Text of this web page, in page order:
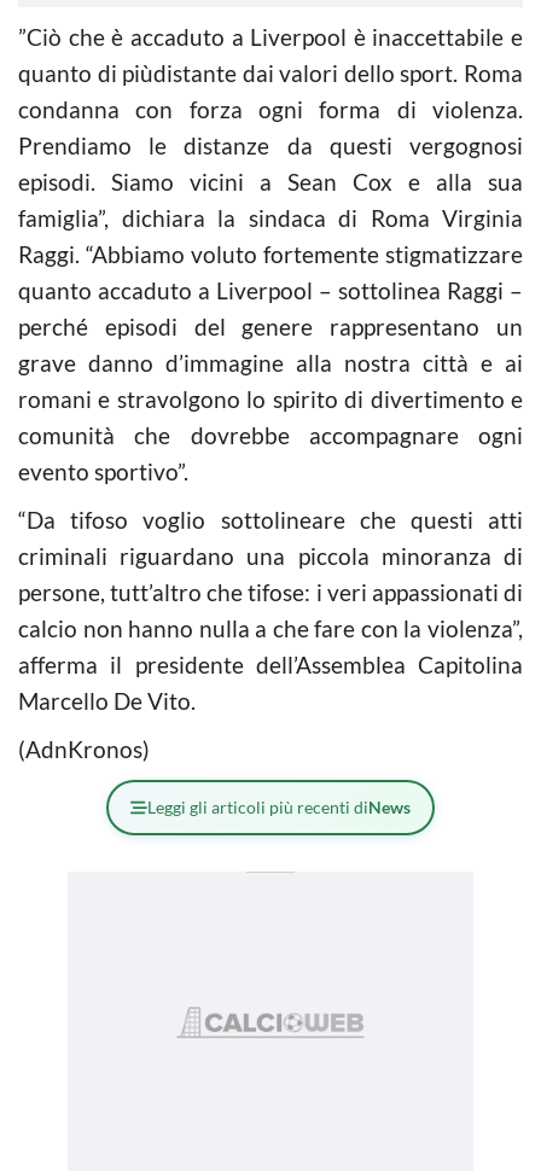
”Ciò che è accaduto a Liverpool è inaccettabile e
quanto di piùdistante dai valori dello sport. Roma
condanna con forza ogni forma di violenza.
Prendiamo le distanze da questi vergognosi
episodi. Siamo vicini a Sean Cox e alla sua
famiglia”, dichiara la sindaca di Roma Virginia
Raggi. “Abbiamo voluto fortemente stigmatizzare
quanto accaduto a Liverpool – sottolinea Raggi –
perché episodi del genere rappresentano un
grave danno d’immagine alla nostra città e ai
romani e stravolgono lo spirito di divertimento e
comunità che dovrebbe accompagnare ogni
evento sportivo”.
“Da tifoso voglio sottolineare che questi atti
criminali riguardano una piccola minoranza di
persone, tutt’altro che tifose: i veri appassionati di
calcio non hanno nulla a che fare con la violenza”,
afferma il presidente dell’Assemblea Capitolina
Marcello De Vito.
(AdnKronos)
Leggi gli articoli più recenti diNews